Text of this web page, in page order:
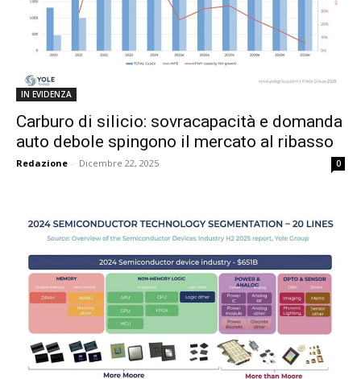
IN EVIDENZA
Carburo di silicio: sovracapacità e domanda
auto debole spingono il mercato al ribasso
Redazione - Dicembre 22, 2025 0